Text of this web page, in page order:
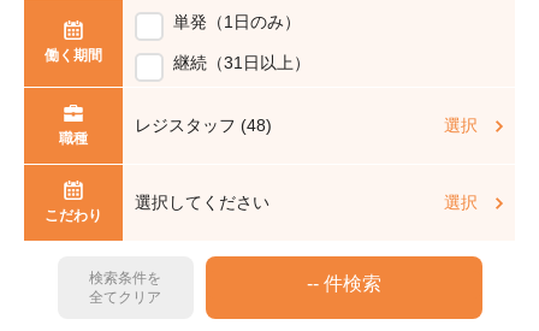
働く期間
単発（1日のみ）
継続（31日以上）
職種
レジスタッフ (48) 選択
こだわり
選択してください 選択
検索条件を
全てクリア